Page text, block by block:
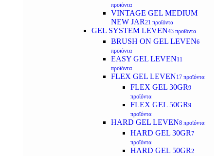
προϊόντα
VINTAGE GEL MEDIUM
NEW JAR21 προϊόντα
GEL SYSTEM LEVEN43 προϊόντα
BRUSH ON GEL LEVEN6
προϊόντα
EASY GEL LEVEN11
προϊόντα
FLEX GEL LEVEN17 προϊόντα
FLEX GEL 30GR9
προϊόντα
FLEX GEL 50GR9
προϊόντα
HARD GEL LEVEN8 προϊόντα
HARD GEL 30GR7
προϊόντα
HARD GEL 50GR2